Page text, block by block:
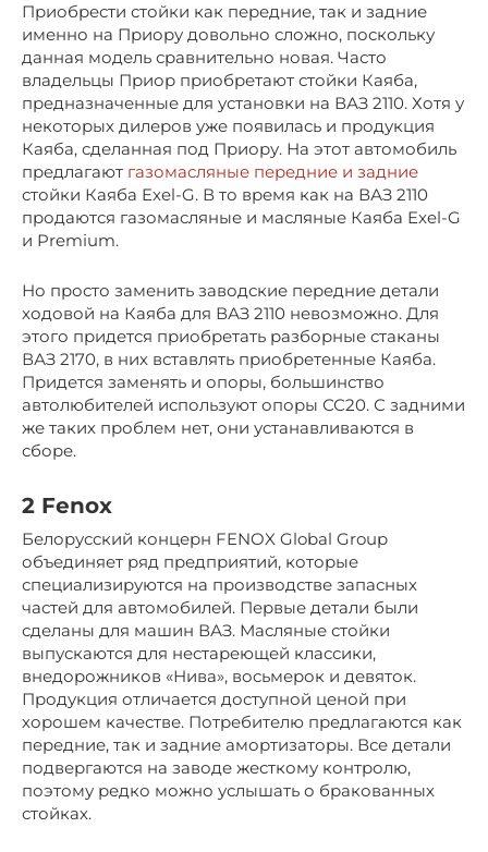
Приобрести стойки как передние, так и задние
именно на Приору довольно сложно, поскольку
данная модель сравнительно новая. Часто
владельцы Приор приобретают стойки Каяба,
предназначенные для установки на ВАЗ 2110. Хотя у
некоторых дилеров уже появилась и продукция
Каяба, сделанная под Приору. На этот автомобиль
предлагают газомасляные передние и задние
стойки Каяба Exel-G. В то время как на ВАЗ 2110
продаются газомасляные и масляные Каяба Exel-G
и Premium.
Но просто заменить заводские передние детали
ходовой на Каяба для ВАЗ 2110 невозможно. Для
этого придется приобретать разборные стаканы
ВАЗ 2170, в них вставлять приобретенные Каяба.
Придется заменять и опоры, большинство
автолюбителей используют опоры СС20. С задними
же таких проблем нет, они устанавливаются в
сборе.
2 Fenox
Белорусский концерн FENOX Global Group
объединяет ряд предприятий, которые
специализируются на производстве запасных
частей для автомобилей. Первые детали были
сделаны для машин ВАЗ. Масляные стойки
выпускаются для нестареющей классики,
внедорожников «Нива», восьмерок и девяток.
Продукция отличается доступной ценой при
хорошем качестве. Потребителю предлагаются как
передние, так и задние амортизаторы. Все детали
подвергаются на заводе жесткому контролю,
поэтому редко можно услышать о бракованных
стойках.